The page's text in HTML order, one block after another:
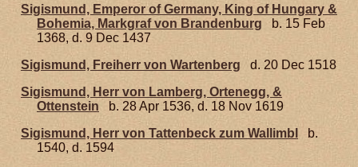
Sigismund, Emperor of Germany, King of Hungary &
Bohemia, Markgraf von Brandenburg
b. 15 Feb
1368, d. 9 Dec 1437
Sigismund, Freiherr von Wartenberg
d. 20 Dec 1518
Sigismund, Herr von Lamberg, Ortenegg, &
Ottenstein
b. 28 Apr 1536, d. 18 Nov 1619
Sigismund, Herr von Tattenbeck zum Wallimbl
b.
1540, d. 1594